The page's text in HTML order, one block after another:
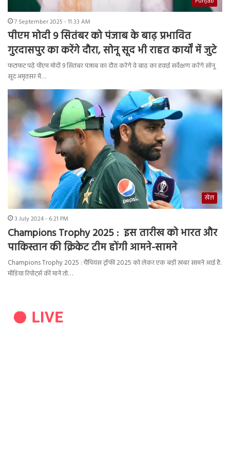
7 September 2025 - 11:33 AM
पीएम मोदी 9 सितंबर को पंजाब के बाढ़ प्रभावित
गुरदासपुर का करेंगे दौरा, सोनू सूद भी राहत कार्यों में जुटे
फटाफट पढ़ें पीएम मोदी 9 सितंबर पंजाब का दौरा करेंगे वे बाढ़ का हवाई सर्वेक्षण करेंगे सोनू
सूद अमृतसर में…
खेल
3 July 2024 - 6:21 PM
Champions Trophy 2025 : इस तारीख को भारत और
पाकिस्तान की क्रिकेट टीम होंगी आमने-सामने
Champions Trophy 2025 : चैंपियंस ट्रॉफी 2025 को लेकर एक बड़ी ख़बर सामने आई है.
मीडिया रिपोर्ट्स की मानें तो…